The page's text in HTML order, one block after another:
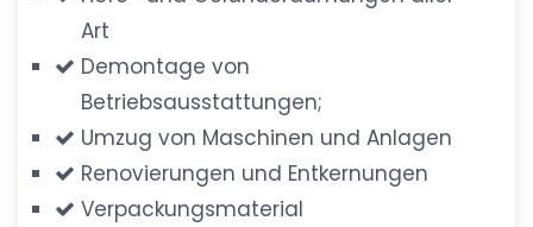
Art
Demontage von
Betriebsausstattungen;
Umzug von Maschinen und Anlagen
Renovierungen und Entkernungen
Verpackungsmaterial